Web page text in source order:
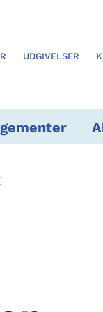
UDGIVELSER